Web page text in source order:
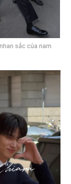
sắc của nam